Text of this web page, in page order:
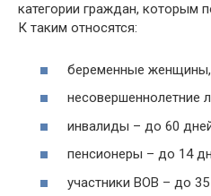
категории граждан, которым
К таким относятся:
беременные женщины,
несовершеннолетние
инвалиды – до 60
пенсионеры – до 14
участники ВОВ – до 35